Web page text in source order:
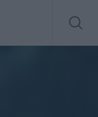
sacrifier la